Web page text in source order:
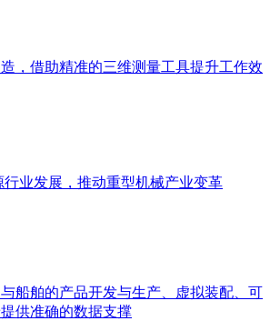
，借助精准的三维测量工具提升工作效
业发展，推动重型机械产业变革
船舶的产品开发与生产、虚拟装配、可
供准确的数据支撑